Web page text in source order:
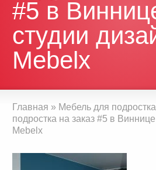
#5 в
студии
Mebelx
Главная » Мебель для
подростка на заказ #5 в
Mebelx